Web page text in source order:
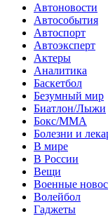
Автоновости
Автособытия
Автоспорт
Автоэксперт
Актеры
Аналитика
Баскетбол
Безумный мир
Биатлон/Лыжи
Бокс/MMA
Болезни и
В мире
В России
Вещи
Военные
Волейбол
Гаджеты